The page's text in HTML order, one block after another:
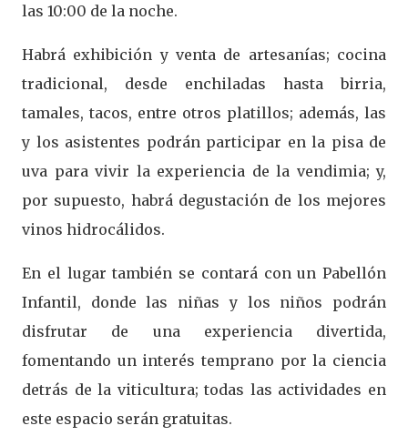
las 10:00 de la noche.
Habrá exhibición y venta de artesanías; cocina
tradicional, desde enchiladas hasta birria,
tamales, tacos, entre otros platillos; además, las
y los asistentes podrán participar en la pisa de
uva para vivir la experiencia de la vendimia; y,
por supuesto, habrá degustación de los mejores
vinos hidrocálidos.
En el lugar también se contará con un Pabellón
Infantil, donde las niñas y los niños podrán
disfrutar de una experiencia divertida,
fomentando un interés temprano por la ciencia
detrás de la viticultura; todas las actividades en
este espacio serán gratuitas.